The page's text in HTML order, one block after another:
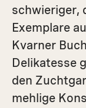
schwieriger,
Exemplare
Kvarner
Delikatesse
den
mehlige